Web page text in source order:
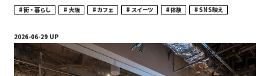
街・暮らし 大阪 カフェ スイーツ 体験 SNS映え